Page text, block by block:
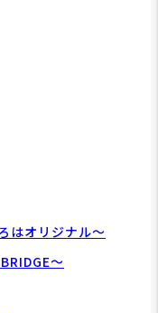
オリジナル～
～